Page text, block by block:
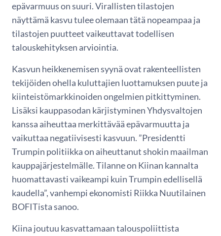
epävarmuus on suuri. Virallisten tilastojen
näyttämä kasvu tulee olemaan tätä nopeampaa ja
tilastojen puutteet vaikeuttavat todellisen
talouskehityksen arviointia.
Kasvun heikkenemisen syynä ovat rakenteellisten
tekijöiden ohella kuluttajien luottamuksen puute ja
kiinteistömarkkinoiden ongelmien pitkittyminen.
Lisäksi kauppasodan kärjistyminen Yhdysvaltojen
kanssa aiheuttaa merkittävää epävarmuutta ja
vaikuttaa negatiivisesti kasvuun. ”Presidentti
Trumpin politiikka on aiheuttanut shokin maailman
kauppajärjestelmälle. Tilanne on Kiinan kannalta
huomattavasti vaikeampi kuin Trumpin edellisellä
kaudella”, vanhempi ekonomisti Riikka Nuutilainen
BOFITista sanoo.
Kiina joutuu kasvattamaan talouspoliittista